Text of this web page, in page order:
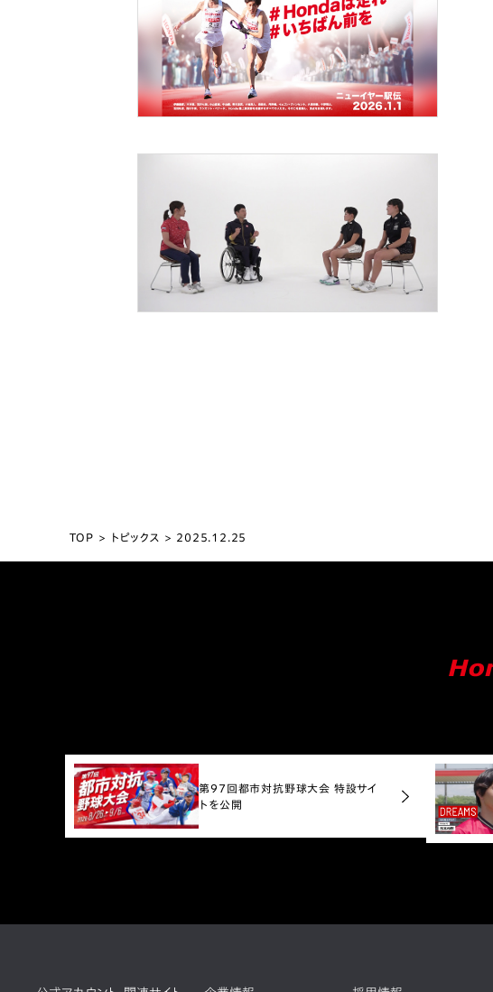
TOP トピックス 2025.12.25
第97回都市対抗野球大会 特設サイ
トを公開